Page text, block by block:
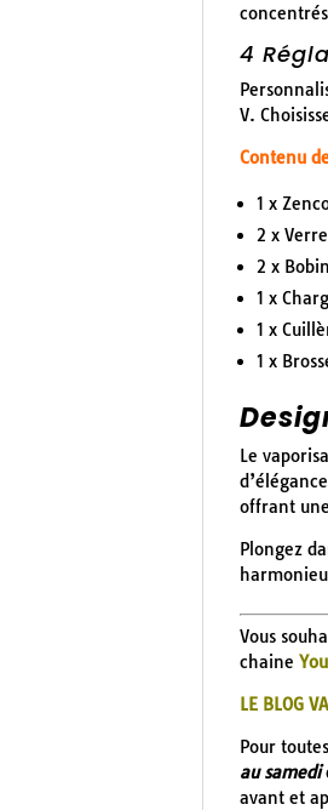
4
V.
Contenu
1 x
2 x Verre
2 x
1 x
1 x
1 x
Le
offrant
Plongez
Vous
chaine
LE BLOG
Pour
au samedi
avant et